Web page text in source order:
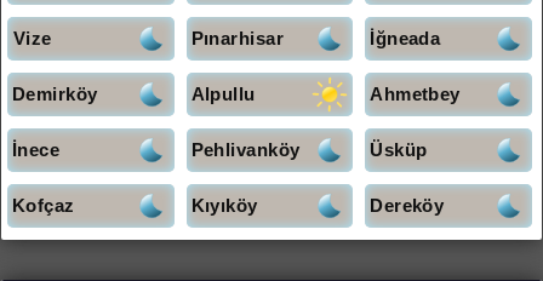
Vize Pınarhisar İğneada
Demirköy Alpullu Ahmetbey
İnece Pehlivanköy Üsküp
Kofçaz Kıyıköy Dereköy